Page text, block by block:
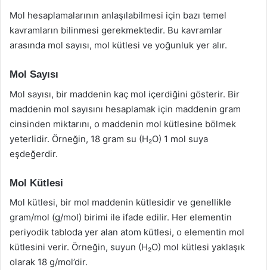
Mol hesaplamalarının anlaşılabilmesi için bazı temel
kavramların bilinmesi gerekmektedir. Bu kavramlar
arasında mol sayısı, mol kütlesi ve yoğunluk yer alır.
Mol Sayısı
Mol sayısı, bir maddenin kaç mol içerdiğini gösterir. Bir
maddenin mol sayısını hesaplamak için maddenin gram
cinsinden miktarını, o maddenin mol kütlesine bölmek
yeterlidir. Örneğin, 18 gram su (H₂O) 1 mol suya
eşdeğerdir.
Mol Kütlesi
Mol kütlesi, bir mol maddenin kütlesidir ve genellikle
gram/mol (g/mol) birimi ile ifade edilir. Her elementin
periyodik tabloda yer alan atom kütlesi, o elementin mol
kütlesini verir. Örneğin, suyun (H₂O) mol kütlesi yaklaşık
olarak 18 g/mol’dir.